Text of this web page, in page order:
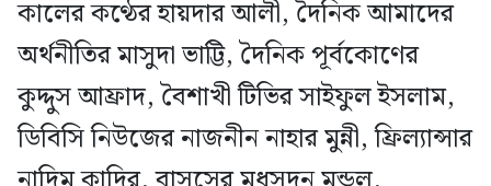
কালের কণ্ঠের হায়দার আলী, দৈনিক আমাদের
অর্থনীতির মাসুদা ভাট্টি, দৈনিক পূর্বকোণের
কুদ্দুস আফ্রাদ, বৈশাখী টিভির সাইফুল ইসলাম,
ডিবিসি নিউজের নাজনীন নাহার মুন্নী, ফ্রিল্যান্সার